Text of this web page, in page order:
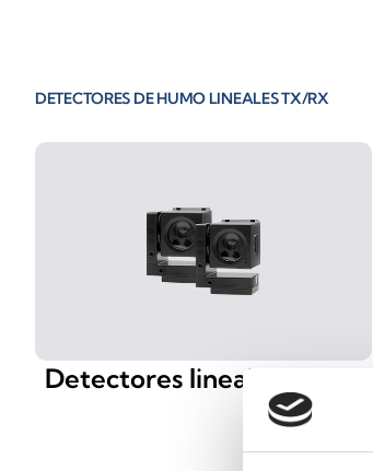
DETECTORES DE HUMO LINEALES TX/RX
Detectores lineales Tx-Rx